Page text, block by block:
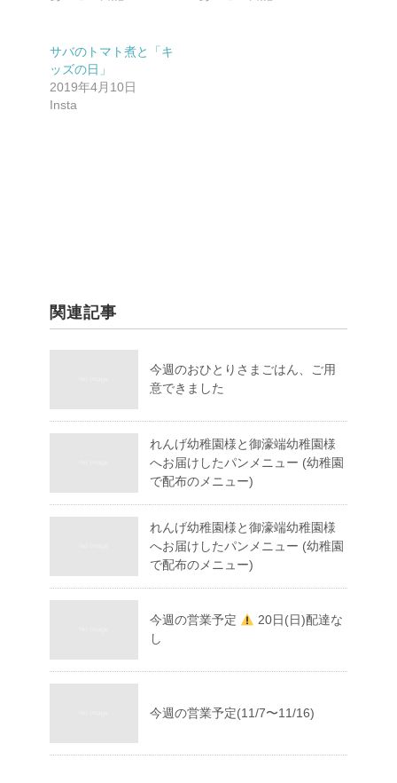
サバのトマト煮と「キ
ッズの日」
2019年4月10日
Insta
関連記事
今週のおひとりさまごはん、ご用
意できました
れんげ幼稚園様と御濠端幼稚園様
へお届けしたパンメニュー (幼稚園
で配布のメニュー)
れんげ幼稚園様と御濠端幼稚園様
へお届けしたパンメニュー (幼稚園
で配布のメニュー)
今週の営業予定
20日(日)配達な
し
今週の営業予定(11/7〜11/16)